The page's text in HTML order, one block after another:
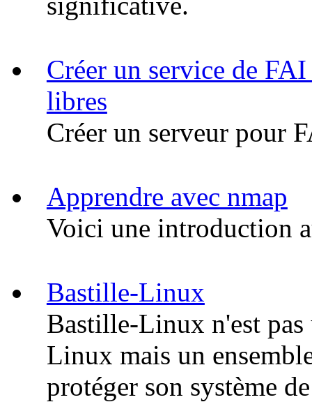
Créer un service de
libres
Créer un serveur pour
Apprendre avec nmap
Voici une introduction
Bastille-Linux
Bastille-Linux n'est
Linux mais un
protéger son système